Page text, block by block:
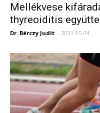
Mellékvese
thyreoiditis
Dr. Bérczy Judit - 2021-05-04